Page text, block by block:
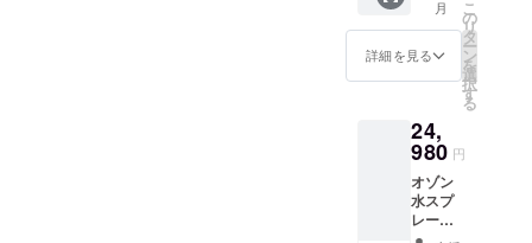
了承く
ださ
い。 ※
材の供
給状
造工程
の都合
当によ
上した
場合、
正規販
格より
下がる
可能性
もござ
いま
す。 ※
込） ・
割引率
は税込
予定販
売価格
0円）に
対する
もので
す。 ・
価格は
消費税
月
詳細を見る
こ
の
リ
タ
ー
ン
を
選
択
す
る
24,
980 円
オゾン
水スプ
レー
（OZO3